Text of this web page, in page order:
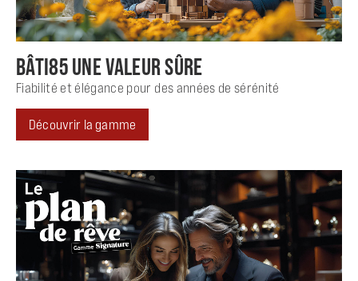
BÂTI85 UNE VALEUR SÛRE
Fiabilité et élégance pour des années de sérénité
Découvrir la gamme